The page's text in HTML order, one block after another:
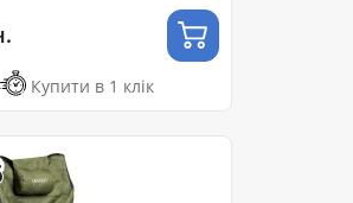
Купити в 1 клік